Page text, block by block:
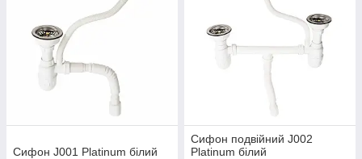
Сифон J001 Platinum білий
Сифон подвійний J002
Platinum білий